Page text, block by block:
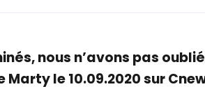
nous n’avons pas
le 10.09.2020 sur